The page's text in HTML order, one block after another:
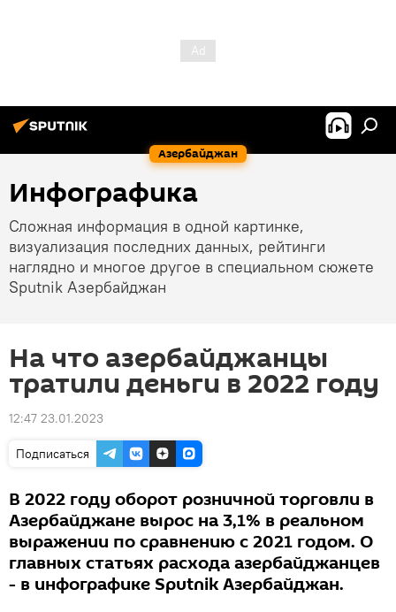
Азербайджан
Инфографика
Сложная информация в одной картинке,
визуализация последних данных, рейтинги
наглядно и многое другое в специальном сюжете
Sputnik Азербайджан
На что азербайджанцы
тратили деньги в 2022 году
12:47 23.01.2023
Подписаться
В 2022 году оборот розничной торговли в
Азербайджане вырос на 3,1% в реальном
выражении по сравнению с 2021 годом. О
главных статьях расхода азербайджанцев
- в инфографике Sputnik Азербайджан.